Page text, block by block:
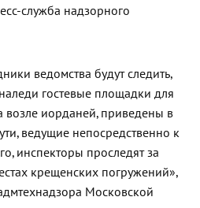
служба надзорного
ведомства будут следить,
гостевые площадки для
возле иорданей, приведены в
ведущие непосредственно к
инспекторы проследят за
крещенских погружений»,
Московской